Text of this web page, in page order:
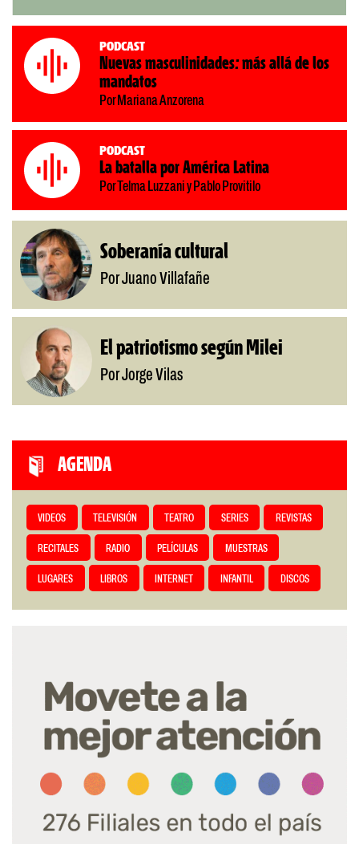
Podcast
Nuevas masculinidades: más allá de los
mandatos
Por Mariana Anzorena
Podcast
La batalla por América Latina
Por Telma Luzzani y Pablo Provitilo
Soberanía cultural
Por Juano Villafañe
El patriotismo según Milei
Por Jorge Vilas
AGENDA
VIDEOS TELEVISIÓN TEATRO SERIES REVISTAS
RECITALES RADIO PELÍCULAS MUESTRAS
LUGARES LIBROS INTERNET INFANTIL DISCOS